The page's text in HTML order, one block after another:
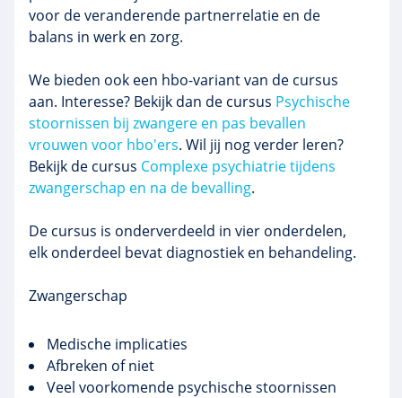
voor de veranderende partnerrelatie en de
balans in werk en zorg.
We bieden ook een hbo-variant van de cursus
aan. Interesse? Bekijk dan de cursus Psychische
stoornissen bij zwangere en pas bevallen
vrouwen voor hbo'ers. Wil jij nog verder leren?
Bekijk de cursus Complexe psychiatrie tijdens
zwangerschap en na de bevalling.
De cursus is onderverdeeld in vier onderdelen,
elk onderdeel bevat diagnostiek en behandeling.
Zwangerschap
Medische implicaties
Afbreken of niet
Veel voorkomende psychische stoornissen